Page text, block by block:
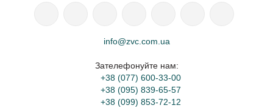
info@zvc.com.ua
Зателефонуйте нам:
+38 (077) 600-33-00
+38 (095) 839-65-57
+38 (099) 853-72-12